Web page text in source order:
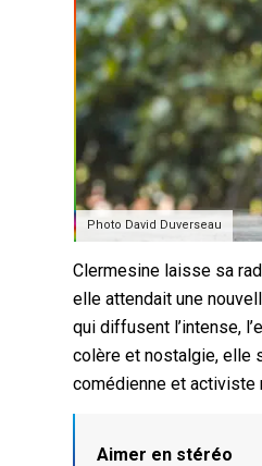
Photo David Duverseau
Clermesine laisse sa
elle attendait une
qui diffusent l’intense,
colère et nostalgie, elle
comédienne et activiste
Aimer en stéréo